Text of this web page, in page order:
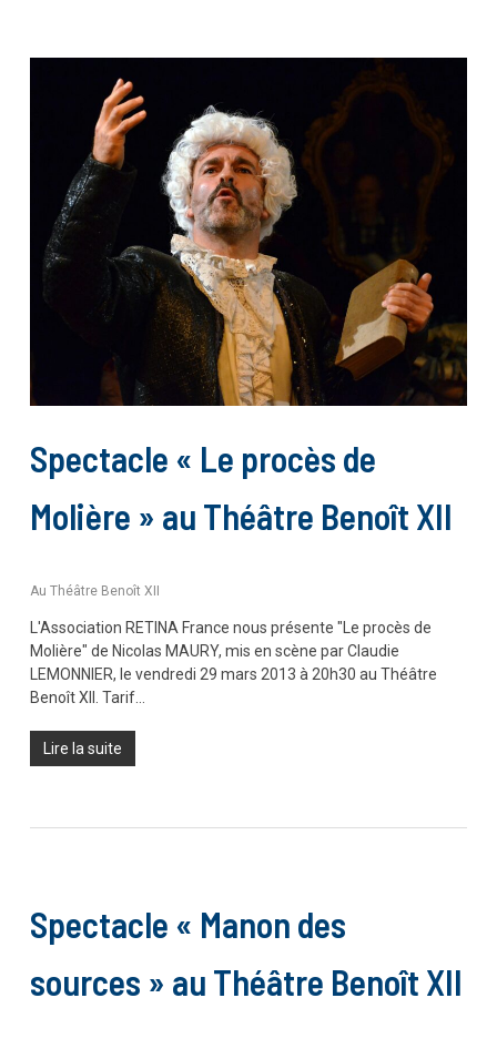
Spectacle « Le procès de
Molière » au Théâtre Benoît XII
Au Théâtre Benoît XII
L'Association RETINA France nous présente "Le procès de
Molière" de Nicolas MAURY, mis en scène par Claudie
LEMONNIER, le vendredi 29 mars 2013 à 20h30 au Théâtre
Benoît XII. Tarif…
Lire la suite
Spectacle « Manon des
sources » au Théâtre Benoît XII